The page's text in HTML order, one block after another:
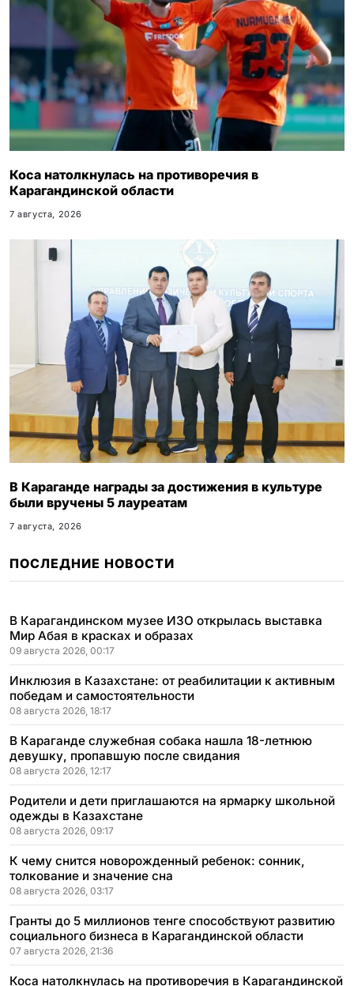
Коса натолкнулась на противоречия в
Карагандинской области
7 августа, 2026
В Караганде награды за достижения в культуре
были вручены 5 лауреатам
7 августа, 2026
ПОСЛЕДНИЕ НОВОСТИ
В Карагандинском музее ИЗО открылась выставка
Мир Абая в красках и образах
09 августа 2026, 00:17
Инклюзия в Казахстане: от реабилитации к активным
победам и самостоятельности
08 августа 2026, 18:17
В Караганде служебная собака нашла 18-летнюю
девушку, пропавшую после свидания
08 августа 2026, 12:17
Родители и дети приглашаются на ярмарку школьной
одежды в Казахстане
08 августа 2026, 09:17
К чему снится новорожденный ребенок: сонник,
толкование и значение сна
08 августа 2026, 03:17
Гранты до 5 миллионов тенге способствуют развитию
социального бизнеса в Карагандинской области
07 августа 2026, 21:36
Коса натолкнулась на противоречия в Карагандинской